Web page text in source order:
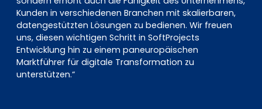
Kunden in verschiedenen Branchen mit skalierbaren,
datengestützten Lösungen zu bedienen. Wir freuen
uns, diesen wichtigen Schritt in SoftProjects
Entwicklung hin zu einem paneuropäischen
Marktführer für digitale Transformation zu
unterstützen.“